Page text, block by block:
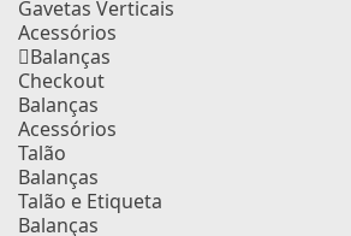
Gavetas Verticais
Acessórios
Balanças
Checkout
Balanças
Acessórios
Talão
Balanças
Talão e Etiqueta
Balanças